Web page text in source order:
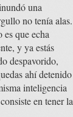
una
no tenía alas.
que echa
y ya estás
despavorido,
ahí detenido
inteligencia
en tener la